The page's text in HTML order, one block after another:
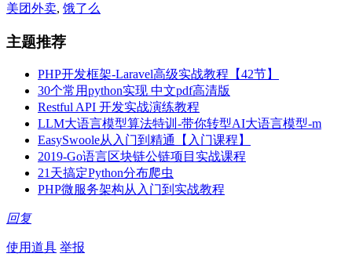
美团外卖, 饿了么
主题推荐
PHP开发框架-Laravel高级实战教程【42节】
30个常用python实现 中文pdf高清版
Restful API 开发实战演练教程
LLM大语言模型算法特训-带你转型AI大语言模型-m
EasySwoole从入门到精通【入门课程】
2019-Go语言区块链公链项目实战课程
21天搞定Python分布爬虫
PHP微服务架构从入门到实战教程
回复
使用道具 举报